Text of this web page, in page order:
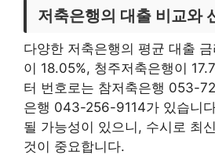
저축은행의 대출 비교와
다양한 저축은행의 평균 대출
이 18.05%, 청주저축은행이
터 번호로는 참저축은행 053-
은행 043-256-9114가 있습니
될 가능성이 있으니, 수시로 최
것이 중요합니다.